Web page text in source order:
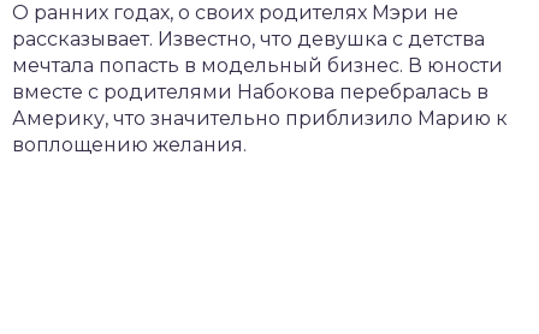
О ранних годах, о своих родителях Мэри не
рассказывает. Известно, что девушка с детства
мечтала попасть в модельный бизнес. В юности
вместе с родителями Набокова перебралась в
Америку, что значительно приблизило Марию к
воплощению желания.